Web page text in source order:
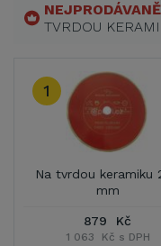
TVRDOU
keramiku 250
1 299 Kč s DPH